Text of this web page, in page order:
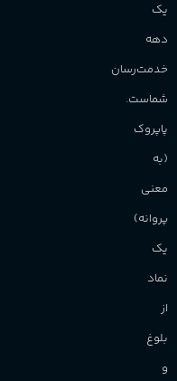
مناسب برای
آقایان
یک
دهه
خدمت‌رسان
شماست.
پاپروک
(به
معنی
پروانه)
یک
نماد
از
بلوغ
و